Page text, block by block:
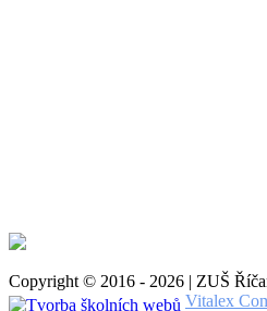
Copyright © 2016 - 2026 | ZUŠ
Vitalex